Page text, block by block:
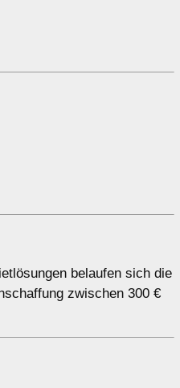
belaufen sich die
zwischen 300 €